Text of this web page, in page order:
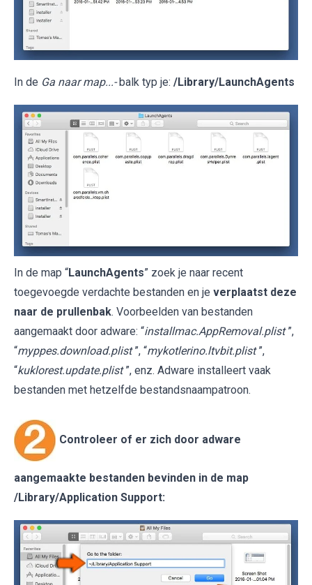
In de Ga naar map...- balk typ je: /Library/LaunchAgents
In de map “LaunchAgents” zoek je naar recent
toegevoegde verdachte bestanden en je verplaatst deze
naar de prullenbak. Voorbeelden van bestanden
aangemaakt door adware: “installmac.AppRemoval.plist ”,
“myppes.download.plist ”, “mykotlerino.ltvbit.plist ”,
“kuklorest.update.plist ”, enz. Adware installeert vaak
bestanden met hetzelfde bestandsnaampatroon.
Controleer of er zich door adware
aangemaakte bestanden bevinden in de map
/Library/Application Support: